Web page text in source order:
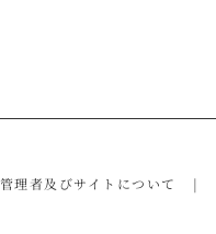
管理者及びサイトについて